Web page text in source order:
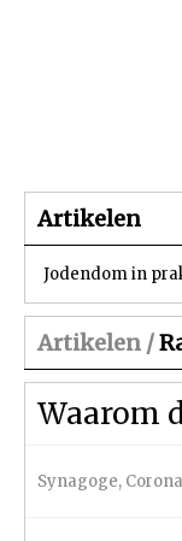
Artikelen
Jodendom in
Artikelen /
Waarom
Synagoge, Corona